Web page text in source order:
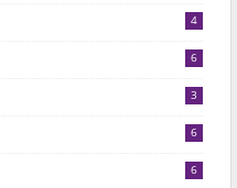
4
6
3
6
6